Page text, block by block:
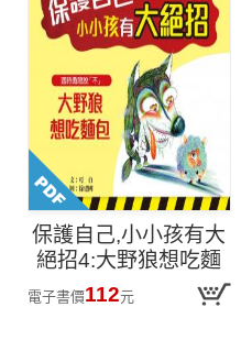
保護自己,小小孩有大
絕招4:大野狼想吃麵
包
電子書價112元